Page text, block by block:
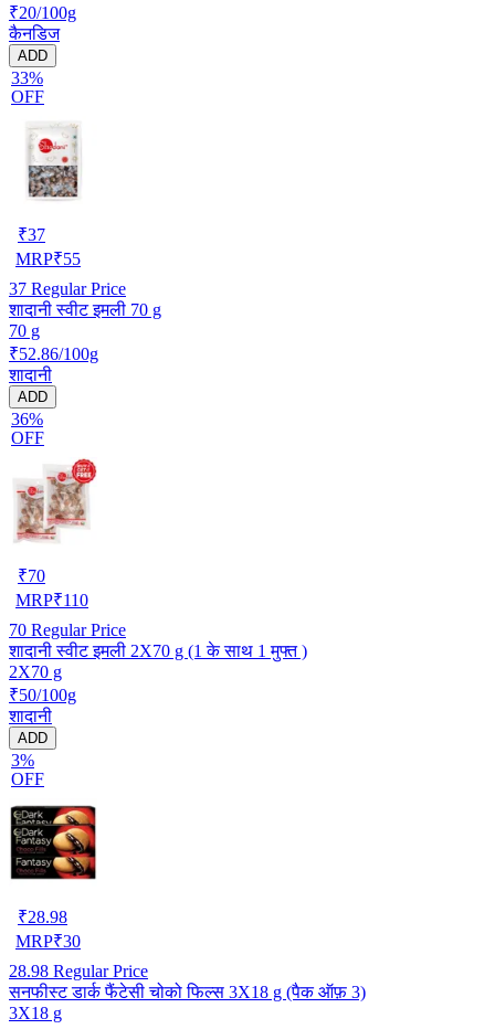
₹20/100g
कैनडिज
ADD
33%
OFF
₹37
MRP₹55
37 Regular Price
शादानी स्वीट इमली 70 g
70 g
₹52.86/100g
शादानी
ADD
36%
OFF
₹70
MRP₹110
70 Regular Price
शादानी स्वीट इमली 2X70 g (1 के साथ 1 मुफ्त )
2X70 g
₹50/100g
शादानी
ADD
3%
OFF
₹28.98
MRP₹30
28.98 Regular Price
सनफीस्ट डार्क फैंटेसी चोको फिल्स 3X18 g (पैक ऑफ़ 3)
3X18 g